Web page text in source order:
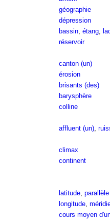
géographie
dépression
bassin, étang,
réservoir
canton (un)
érosion
brisants (des)
barysphère
colline
affluent (un),
climax
continent
latitude, parallèle
longitude,
cours moyen